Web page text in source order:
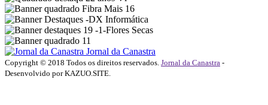
Jornal da Canastra
Copyright © 2018 Todos os direitos reservados. Jornal da Canastra -
Desenvolvido por KAZUO.SITE.